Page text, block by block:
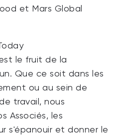
et Mars Global
le fruit de la
Que ce soit dans les
ou au sein de
travail, nous
Associés, les
s'épanouir et donner le